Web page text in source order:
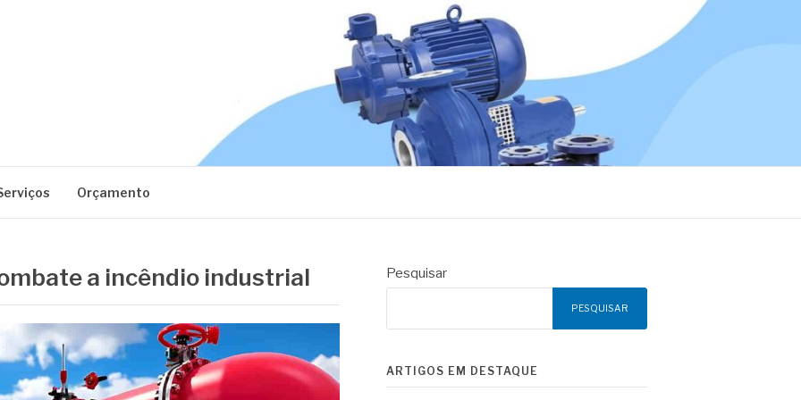
Orçamento
a incêndio industrial Pesquisar
PESQUISAR
ARTIGOS EM DESTAQUE